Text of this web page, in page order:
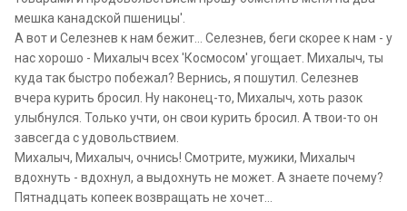
мешка канадской пшеницы'.
А вот и Селезнев к нам бежит... Селезнев, беги скорее к нам - у
нас хорошо - Михалыч всех 'Космосом' угощает. Михалыч, ты
куда так быстро побежал? Вернись, я пошутил. Селезнев
вчера курить бросил. Ну наконец-то, Михалыч, хоть разок
улыбнулся. Только учти, он свои курить бросил. А твои-то он
завсегда с удовольствием.
Михалыч, Михалыч, очнись! Смотрите, мужики, Михалыч
вдохнуть - вдохнул, а выдохнуть не может. А знаете почему?
Пятнадцать копеек возвращать не хочет...